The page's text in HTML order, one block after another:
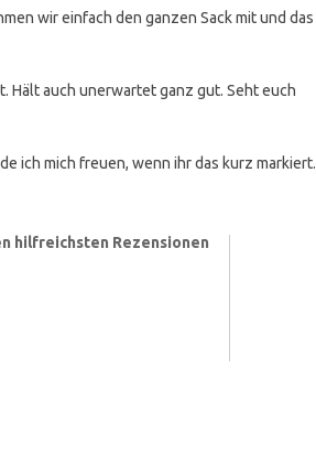
wir einfach den ganzen Sack mit und das
Hält auch unerwartet ganz gut. Seht euch
ich mich freuen, wenn ihr das kurz markiert.
hilfreichsten Rezensionen